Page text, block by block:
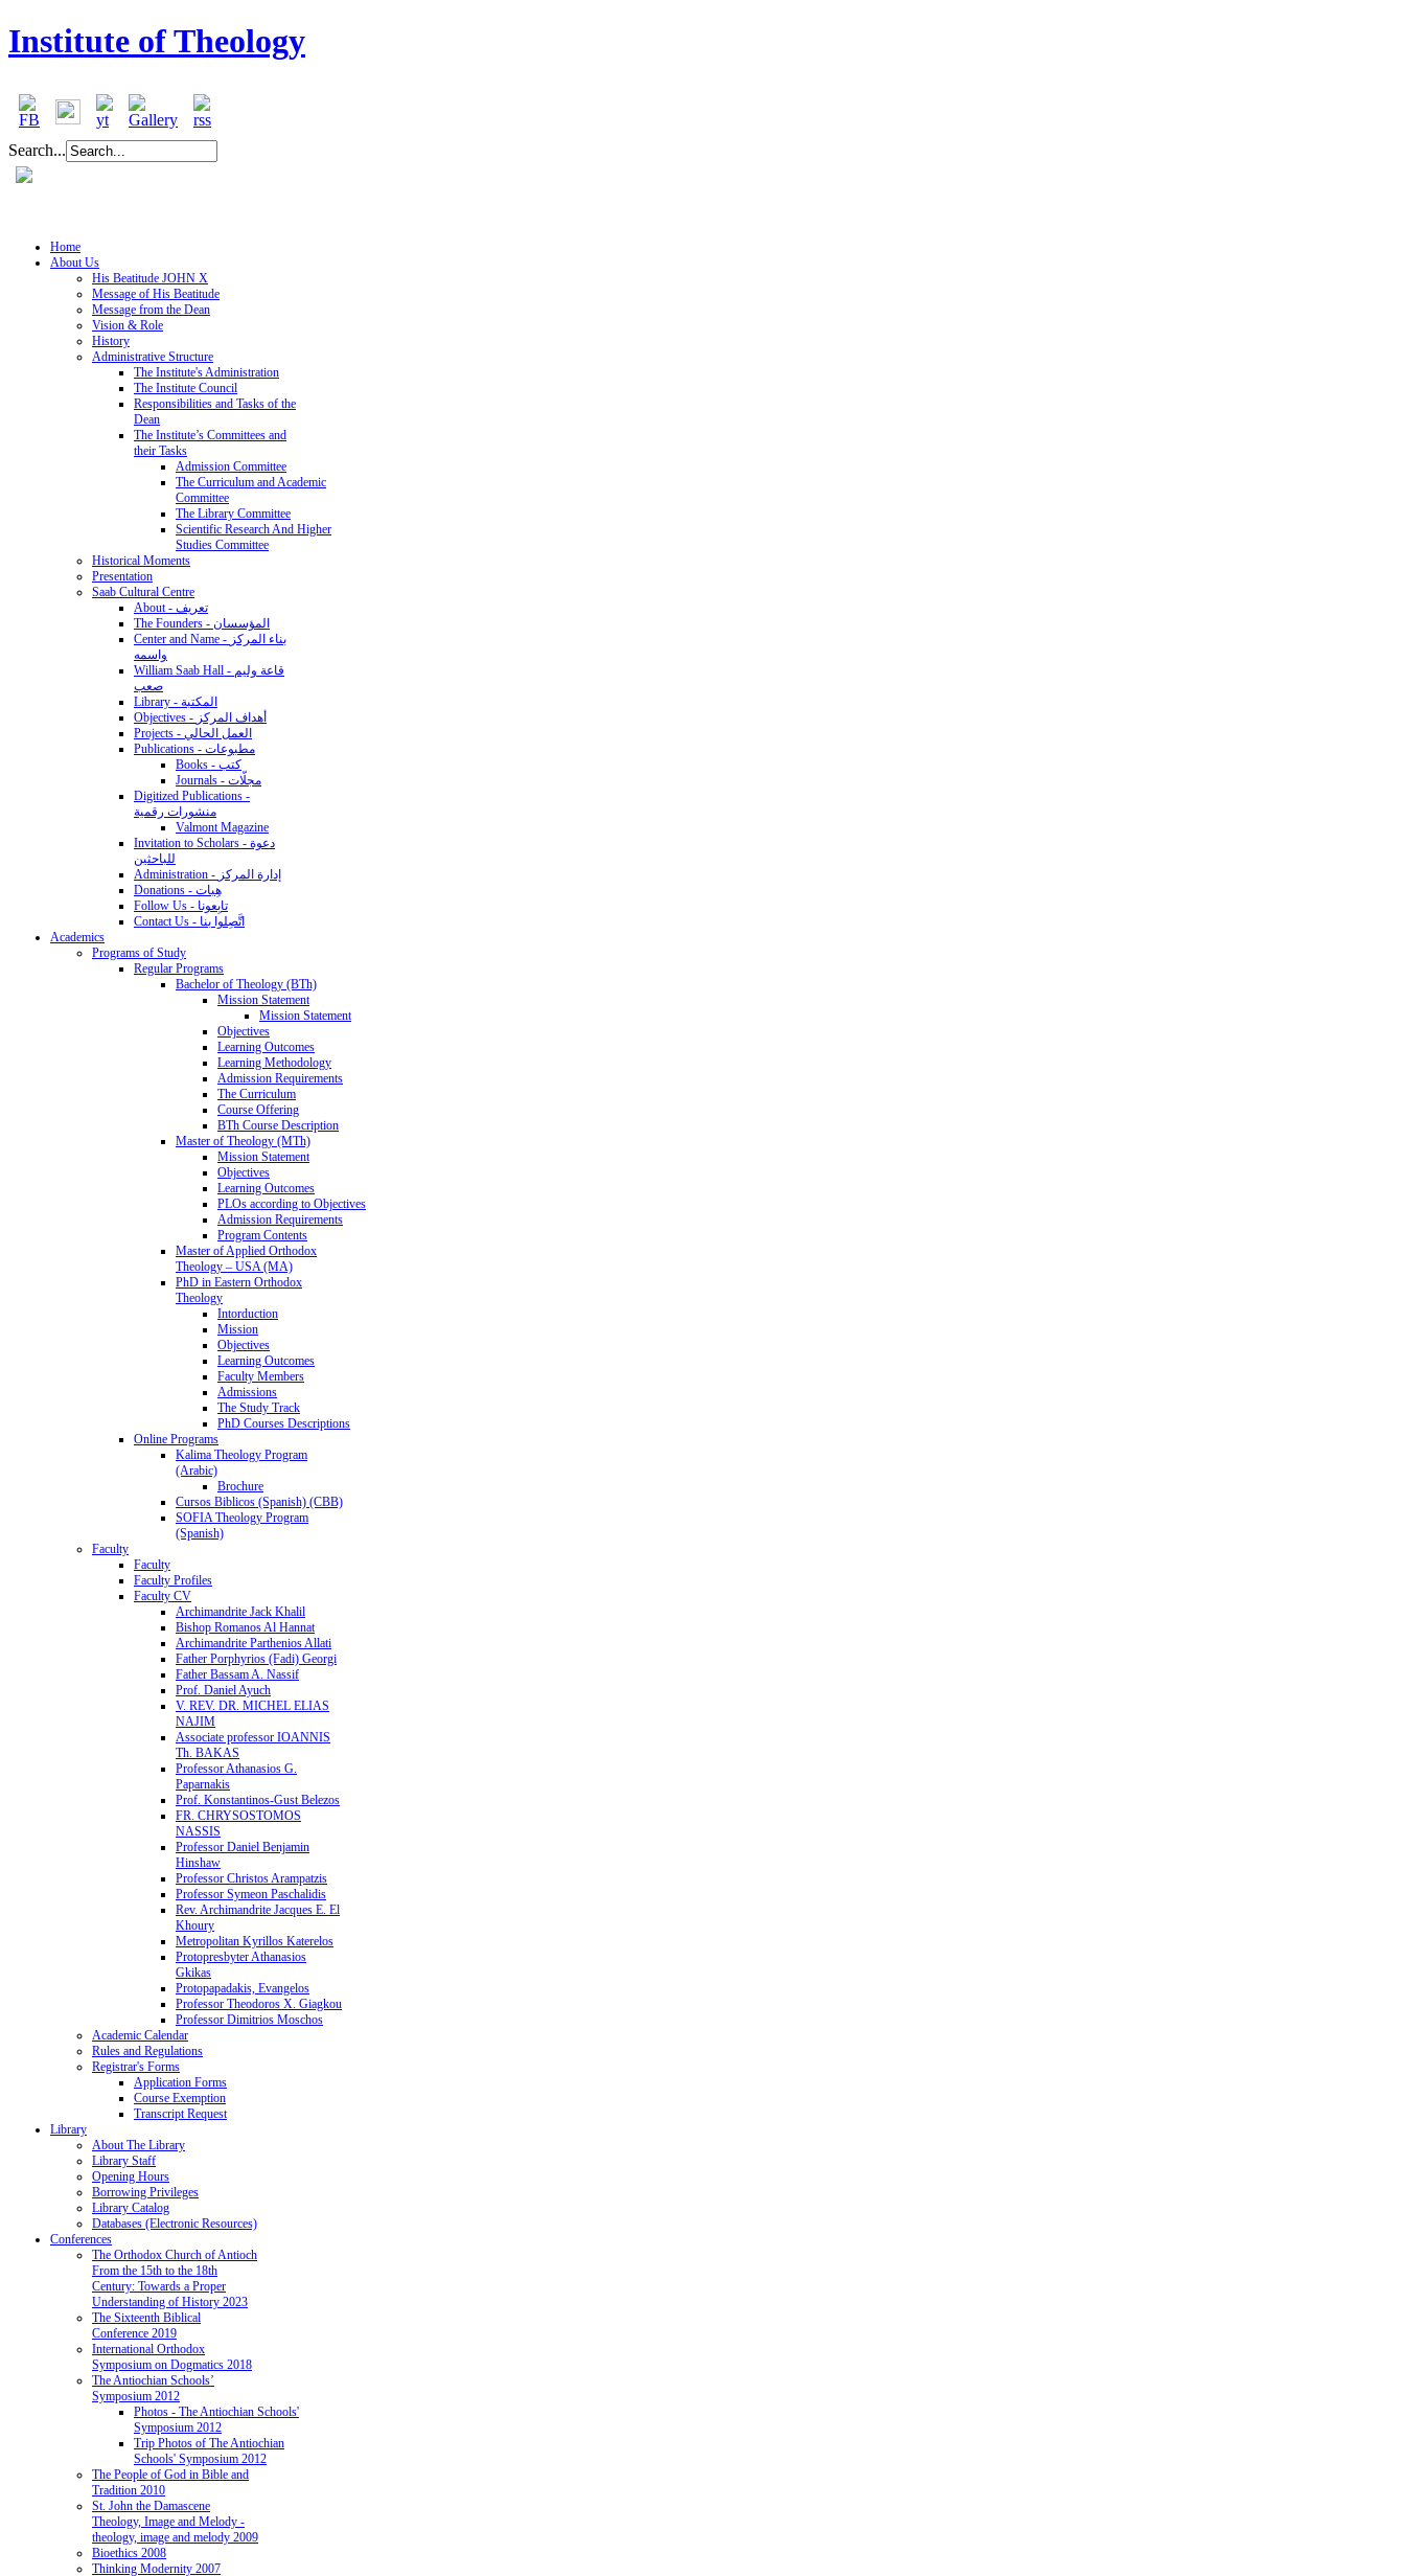
Institute of Theology
Search...
Home
About Us
His Beatitude JOHN X
Message of His Beatitude
Message from the Dean
Vision & Role
History
Administrative Structure
The Institute's Administration
The Institute Council
Responsibilities and Tasks of the
Dean
The Institute’s Committees and
their Tasks
Admission Committee
The Curriculum and Academic
Committee
The Library Committee
Scientific Research And Higher
Studies Committee
Historical Moments
Presentation
Saab Cultural Centre
About - تعريف
The Founders - المؤسسان
Center and Name - بناء المركز
واسمه
William Saab Hall - قاعة وليم
صعب
Library - المكتبة
Objectives - أهداف المركز
Projects - العمل الحالي
Publications - مطبوعات
Books - كتب
Journals - مجلّات
Digitized Publications -
منشورات رقمية
Valmont Magazine
Invitation to Scholars - دعوة
للباحثين
Administration - إدارة المركز
Donations - هِبات
Follow Us - تابِعونا
Contact Us - اتَّصِلوا بنا
Academics
Programs of Study
Regular Programs
Bachelor of Theology (BTh)
Mission Statement
Mission Statement
Objectives
Learning Outcomes
Learning Methodology
Admission Requirements
The Curriculum
Course Offering
BTh Course Description
Master of Theology (MTh)
Mission Statement
Objectives
Learning Outcomes
PLOs according to Objectives
Admission Requirements
Program Contents
Master of Applied Orthodox
Theology – USA (MA)
PhD in Eastern Orthodox
Theology
Intorduction
Mission
Objectives
Learning Outcomes
Faculty Members
Admissions
The Study Track
PhD Courses Descriptions
Online Programs
Kalima Theology Program
(Arabic)
Brochure
Cursos Biblicos (Spanish) (CBB)
SOFIA Theology Program
(Spanish)
Faculty
Faculty
Faculty Profiles
Faculty CV
Archimandrite Jack Khalil
Bishop Romanos Al Hannat
Archimandrite Parthenios Allati
Father Porphyrios (Fadi) Georgi
Father Bassam A. Nassif
Prof. Daniel Ayuch
V. REV. DR. MICHEL ELIAS
NAJIM
Associate professor IOANNIS
Th. BAKAS
Professor Athanasios G.
Paparnakis
Prof. Konstantinos-Gust Belezos
FR. CHRYSOSTOMOS
NASSIS
Professor Daniel Benjamin
Hinshaw
Professor Christos Arampatzis
Professor Symeon Paschalidis
Rev. Archimandrite Jacques E. El
Khoury
Metropolitan Kyrillos Katerelos
Protopresbyter Athanasios
Gkikas
Protopapadakis, Evangelos
Professor Theodoros X. Giagkou
Professor Dimitrios Moschos
Academic Calendar
Rules and Regulations
Registrar's Forms
Application Forms
Course Exemption
Transcript Request
Library
About The Library
Library Staff
Opening Hours
Borrowing Privileges
Library Catalog
Databases (Electronic Resources)
Conferences
The Orthodox Church of Antioch
From the 15th to the 18th
Century: Towards a Proper
Understanding of History 2023
The Sixteenth Biblical
Conference 2019
International Orthodox
Symposium on Dogmatics 2018
The Antiochian Schools’
Symposium 2012
Photos - The Antiochian Schools'
Symposium 2012
Trip Photos of The Antiochian
Schools' Symposium 2012
The People of God in Bible and
Tradition 2010
St. John the Damascene
Theology, Image and Melody -
theology, image and melody 2009
Bioethics 2008
Thinking Modernity 2007